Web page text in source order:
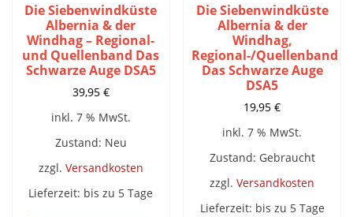
Die Siebenwindküste
Albernia & der
Windhag – Regional-
und Quellenband Das
Schwarze Auge DSA5
39,95 €
inkl. 7 % MwSt.
Zustand: Neu
zzgl. Versandkosten
Lieferzeit: bis zu 5 Tage
Die Siebenwindküste
Albernia & der
Windhag,
Regional-/Quellenband
Das Schwarze Auge
DSA5
19,95€
inkl. 7 % MwSt.
Zustand: Gebraucht
zzgl.Versandkosten
Lieferzeit: bis zu 5 Tage